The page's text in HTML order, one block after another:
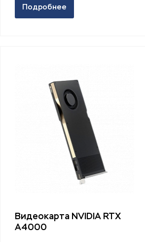
Подробнее
Видеокарта NVIDIA RTX
A4000